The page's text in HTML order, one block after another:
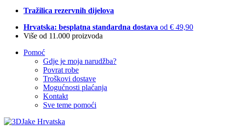
Tražilica rezervnih dijelova
Hrvatska: besplatna standardna dostava od € 49,90
Više od 11.000 proizvoda
Pomoć
Gdje je moja narudžba?
Povrat robe
Troškovi dostave
Mogućnosti plaćanja
Kontakt
Sve teme pomoći